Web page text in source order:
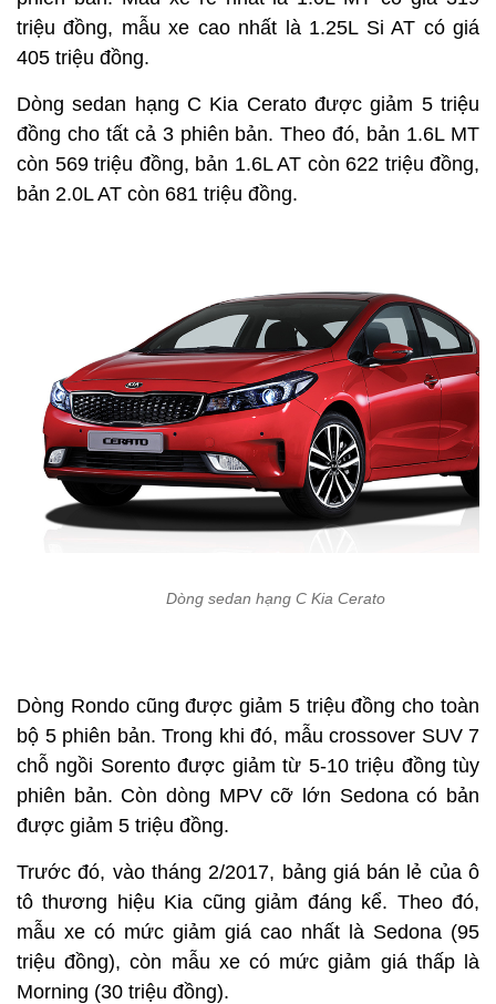
triệu đồng, mẫu xe cao nhất là 1.25L Si AT có giá
405 triệu đồng.
Dòng sedan hạng C Kia Cerato được giảm 5 triệu
đồng cho tất cả 3 phiên bản. Theo đó, bản 1.6L MT
còn 569 triệu đồng, bản 1.6L AT còn 622 triệu đồng,
bản 2.0L AT còn 681 triệu đồng.
Dòng sedan hạng C Kia Cerato
Dòng Rondo cũng được giảm 5 triệu đồng cho toàn
bộ 5 phiên bản. Trong khi đó, mẫu crossover SUV 7
chỗ ngồi Sorento được giảm từ 5-10 triệu đồng tùy
phiên bản. Còn dòng MPV cỡ lớn Sedona có bản
được giảm 5 triệu đồng.
Trước đó, vào tháng 2/2017, bảng giá bán lẻ của ô
tô thương hiệu Kia cũng giảm đáng kể. Theo đó,
mẫu xe có mức giảm giá cao nhất là Sedona (95
triệu đồng), còn mẫu xe có mức giảm giá thấp là
Morning (30 triệu đồng).